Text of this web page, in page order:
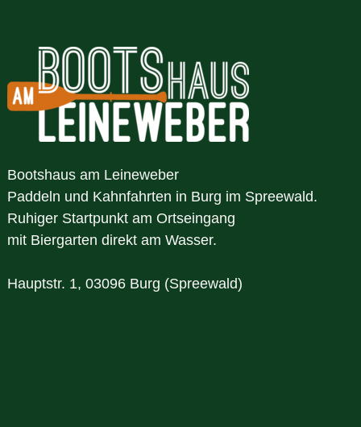
Bootshaus am Leineweber
Paddeln und Kahnfahrten in Burg im Spreewald.
Ruhiger Startpunkt am Ortseingang
mit Biergarten direkt am Wasser.
Hauptstr. 1, 03096 Burg (Spreewald)